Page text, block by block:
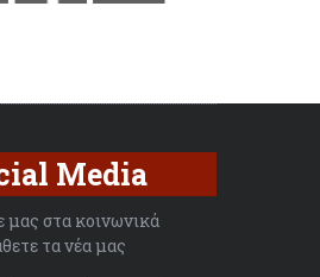
Media
μας στα κοινωνικά
τα νέα μας